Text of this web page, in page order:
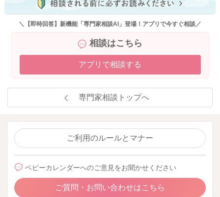
＼【即時回答】新機能「専門家相談AI」登場！アプリで今すぐ相談／
相談はこちら
アプリで相談する
専門家相談トップへ
ご利用のルールとマナー
ベビーカレンダーへのご意見をお聞かせください
ご質問・お問い合わせはこちら